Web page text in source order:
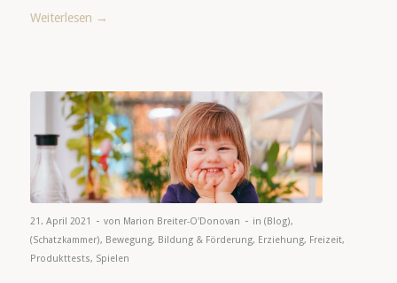
Weiterlesen →
21. April 2021 - von Marion Breiter-O'Donovan - in (Blog),
(Schatzkammer), Bewegung, Bildung & Förderung, Erziehung, Freizeit,
Produkttests, Spielen